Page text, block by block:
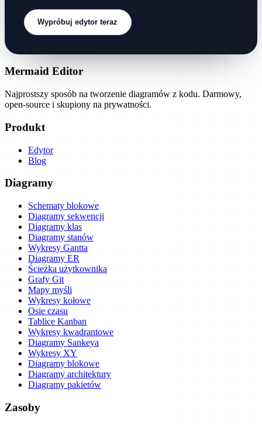
Wypróbuj edytor teraz
Mermaid Editor
Najprostszy sposób na tworzenie diagramów z kodu. Darmowy,
open-source i skupiony na prywatności.
Produkt
Edytor
Blog
Diagramy
Schematy blokowe
Diagramy sekwencji
Diagramy klas
Diagramy stanów
Wykresy Gantta
Diagramy ER
Ścieżka użytkownika
Grafy Git
Mapy myśli
Wykresy kołowe
Osie czasu
Tablice Kanban
Wykresy kwadrantowe
Diagramy Sankeya
Wykresy XY
Diagramy blokowe
Diagramy architektury
Diagramy pakietów
Zasoby